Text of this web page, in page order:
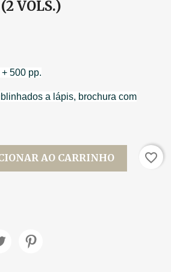
VOLS.)
500 pp.
a lápis, brochura com
AO CARRINHO favorite_border